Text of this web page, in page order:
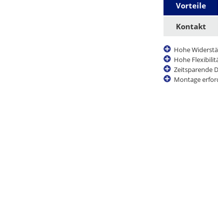
Vorteile
Kontakt
Hohe
Hohe
Zeitsparende
Montage